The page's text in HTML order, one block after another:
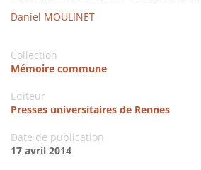
Daniel MOULINET
Collection
Mémoire commune
Editeur
Presses universitaires de Rennes
Date de publication
17 avril 2014